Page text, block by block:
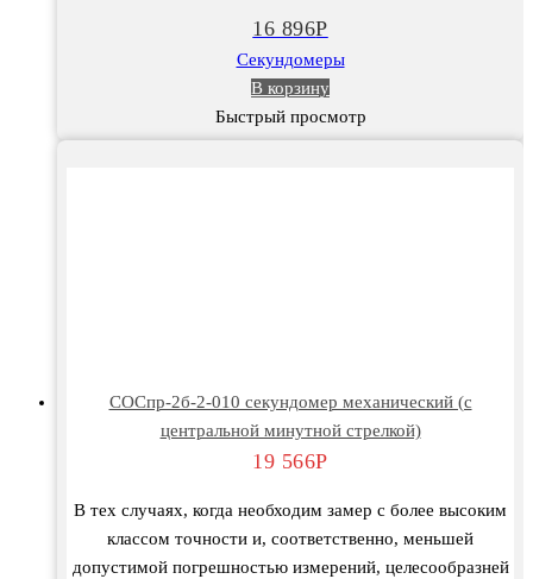
16 896Р
Секундомеры
В корзину
Быстрый просмотр
СОСпр-2б-2-010 секундомер механический (с
центральной минутной стрелкой)
19 566Р
В тех случаях, когда необходим замер с более высоким
классом точности и, соответственно, меньшей
допустимой погрешностью измерений, целесообразней